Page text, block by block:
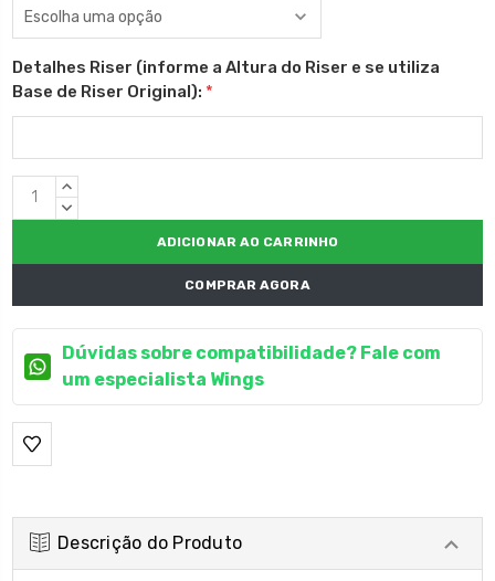
Detalhes Riser (informe a Altura do Riser e se utiliza
Base de Riser Original): *
EstoqueQUANTIDADE
CRESCENTE:
QUANTIDADE
COMPRAR AGORA
Dúvidas sobre compatibilidade? Fale com
um especialista Wings
Descrição do Produto